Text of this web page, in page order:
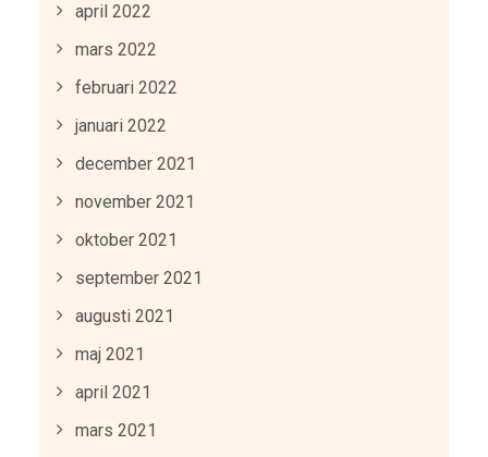
april 2022
mars 2022
februari 2022
januari 2022
december 2021
november 2021
oktober 2021
september 2021
augusti 2021
maj 2021
april 2021
mars 2021